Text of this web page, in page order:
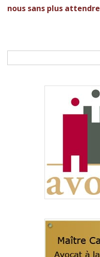
nous sans plus
Rechercher :